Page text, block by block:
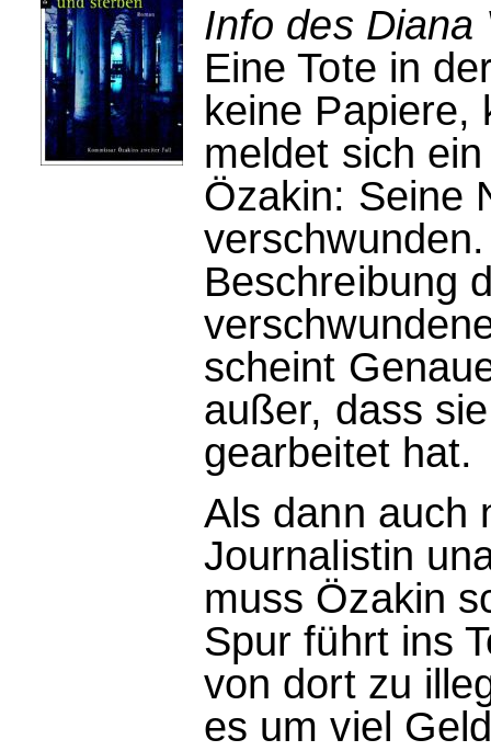
Info des Diana
Eine Tote in
keine Papiere,
meldet sich
Özakin: Seine
Beschreibung
scheint
außer, dass
gearbeitet hat.
Als dann auch
Journalistin
muss Özakin
Spur führt ins
von dort zu
es um viel